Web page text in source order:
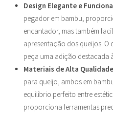
Design Elegante e
pegador em bambu,
encantador, mas também
apresentação dos queijos. O
peça uma adição destacada
Materiais de Alta
para queijo, ambos em
equilíbrio perfeito entre
proporciona ferramentas